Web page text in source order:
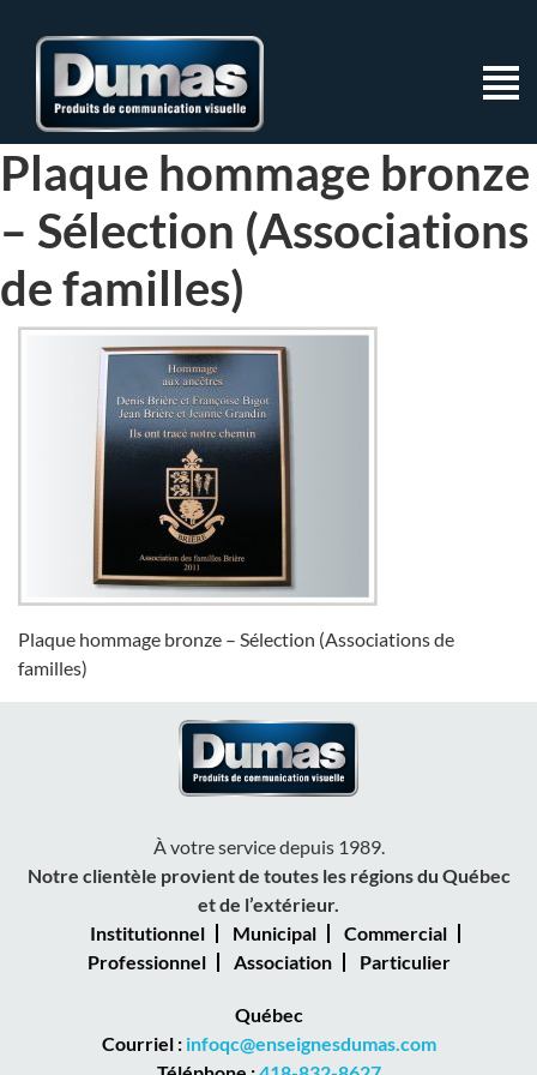
Plaque hommage bronze
– Sélection (Associations
de familles)
Plaque hommage bronze – Sélection (Associations de
familles)
À votre service depuis 1989.
Notre clientèle provient de toutes les régions du Québec
et de l’extérieur.
Institutionnel
Municipal
Commercial
Professionnel
Association Particulier
Québec
Courriel : infoqc@enseignesdumas.com